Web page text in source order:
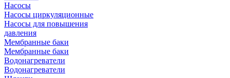
Насосы
Насосы циркуляционные
Насосы для повышения
давления
Мембранные баки
Мембранные баки
Водонагреватели
Водонагреватели